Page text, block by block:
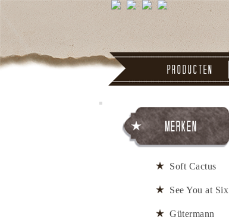
Producten
Merken
Soft Cactus
See You at Six
Gütermann